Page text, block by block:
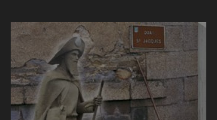
KINDER- & JUGENDBUCH
VERLAG
IDEEN & BEGLEITMATERIAL